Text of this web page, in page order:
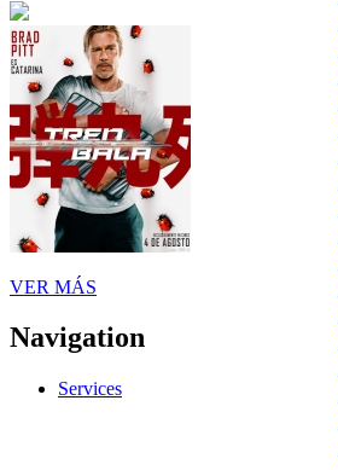
VER MÁS
Navigation
Services